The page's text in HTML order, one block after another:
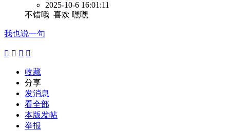
2025-10-6 16:01:11
不错哦 喜欢 嘿嘿
我也说一句
   
收藏
分享
发消息
看全部
本版发帖
举报